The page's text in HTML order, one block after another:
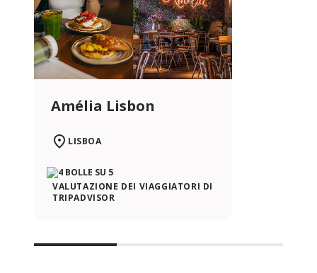
Amélia Lisbon
LISBOA
VALUTAZIONE DEI VIAGGIATORI DI
TRIPADVISOR